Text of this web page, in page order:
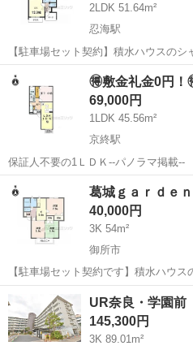
2LDK 51.64m²
忍海駅
【駐車場セット契約】積水ハウスの
奈良 忍海駅 アパー
🉐敷金礼金0円！
69,000円
1LDK 45.56m²
京終駅
保証人不要の1ＬＤＫ--パノラマ掲載--
奈良 奈良市 京終駅
葛城ｇａｒｄｅ
40,000円
3K 54m²
御所市
【駐車場セット契約です】積水ハウス
御所市 アパート
UR奈良・学園前
145,300円
3K 89.01m²